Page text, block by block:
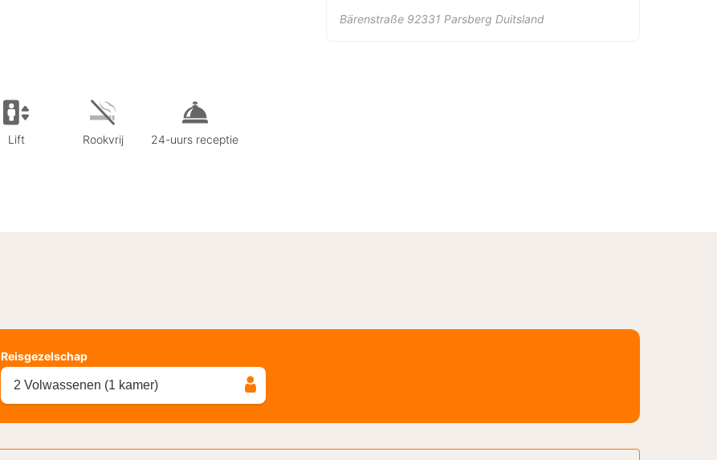
Lift Rookvrij 24-uurs receptie
Bärenstraße 92331 Parsberg Duitsland
Reisgezelschap
2 Volwassenen (1 kamer)